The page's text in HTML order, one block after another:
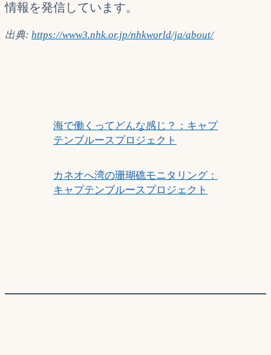
情報を発信しています。
出典: https://www3.nhk.or.jp/nhkworld/ja/about/
海で働くってどんな感じ？：キャプ
テンブルースプロジェクト
カネオへ湾の珊瑚礁モニタリング：
キャプテンブルースプロジェクト